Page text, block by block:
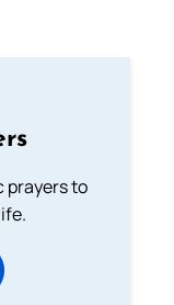
prayers to